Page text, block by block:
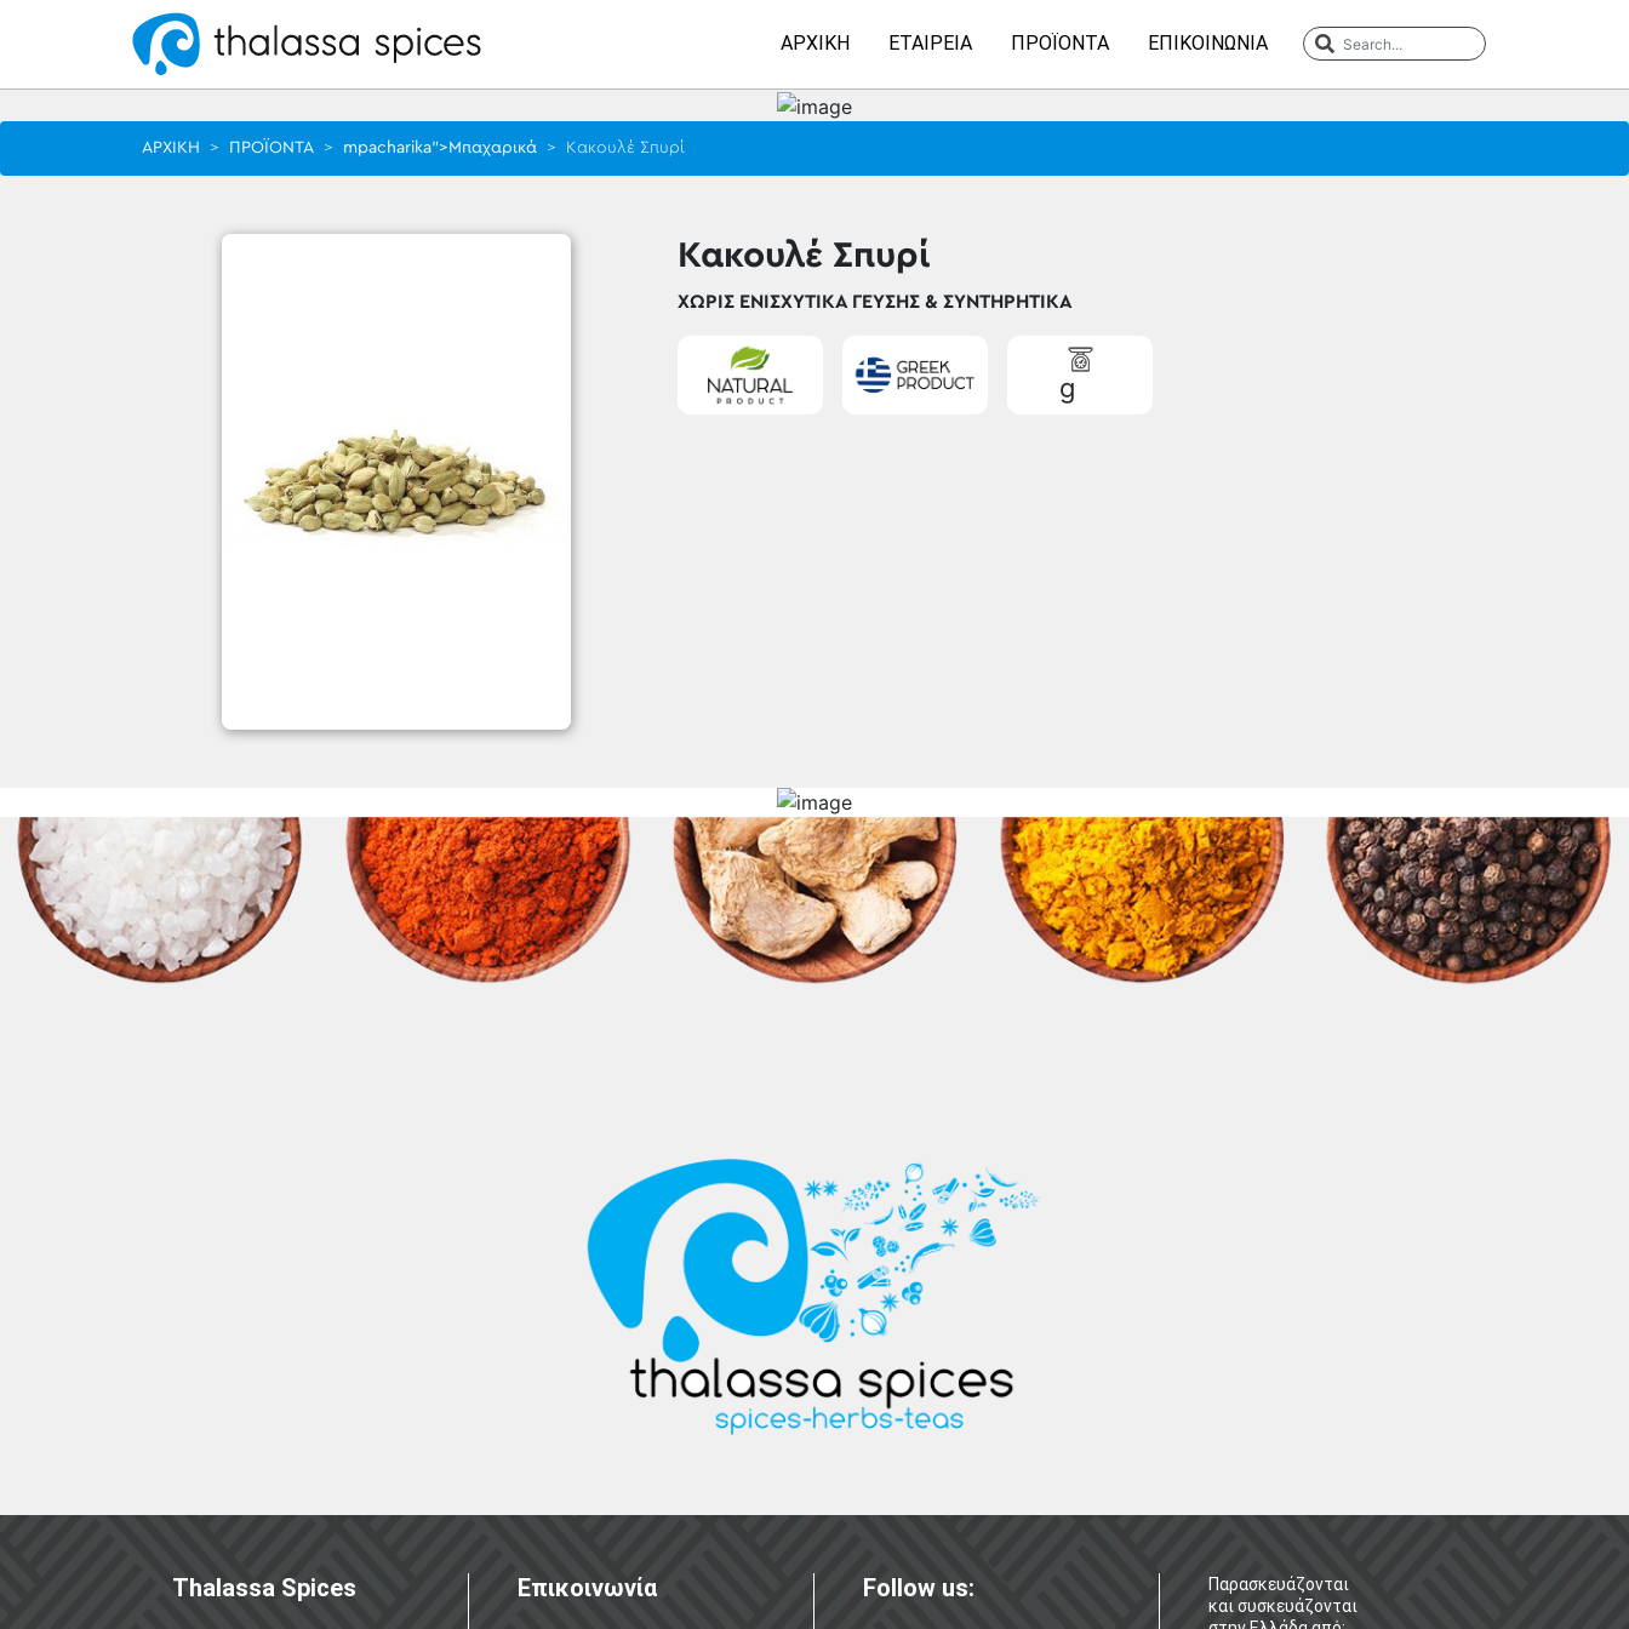
ΑΡΧΙΚΉ ΕΤΑΙΡΕΊΑ ΠΡΟΪΌΝΤΑ ΕΠΙΚΟΙΝΩΝΊΑ
ΑΡΧΙΚΗ > ΠΡΟΪΟΝΤΑ > mpacharika">Μπαχαρικά > Κακουλέ Σπυρί
Κακουλέ Σπυρί
ΧΩΡΊΣ ΕΝΙΣΧΥΤΙΚΆ ΓΕΎΣΗΣ & ΣΥΝΤΗΡΗΤΙΚΆ
g
Thalassa Spices Επικοινωνία Follow us:
Παρασκευάζονται
και συσκευάζονται